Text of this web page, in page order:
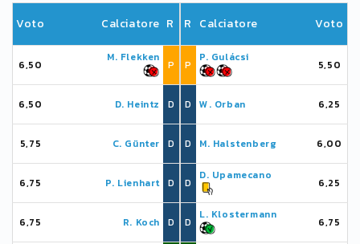
Voto Calciatore R
6,50
M. Flekken
P
6,50 D. Heintz D
5,75 C. Günter D
6,75 P. Lienhart D
6,75 R. Koch D
R Calciatore Voto
P
P. Gulácsi
5,50
D W. Orban 6,25
D M. Halstenberg 6,00
D
D. Upamecano
6,25
D
L. Klostermann
6,75